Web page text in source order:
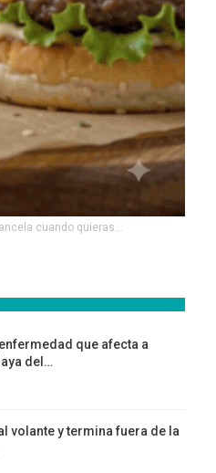
cuando quieras...
que afecta a
del…
volante y termina fuera de la